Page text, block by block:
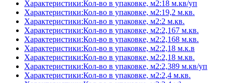
Характеристики:Кол-во в упаковке, м2:18 м.кв/уп
Характеристики:Кол-во в упаковке, м2:19,2 м.кв.
Характеристики:Кол-во в упаковке, м2:2 м.кв.
Характеристики:Кол-во в упаковке, м2:2,167 м.кв.
Характеристики:Кол-во в упаковке, м2:2,168 м.кв.
Характеристики:Кол-во в упаковке, м2:2,18 м.к.в
Характеристики:Кол-во в упаковке, м2:2,18 м.кв.
Характеристики:Кол-во в упаковке, м2:2,389 м.кв/уп
Характеристики:Кол-во в упаковке, м2:2,4 м.кв.